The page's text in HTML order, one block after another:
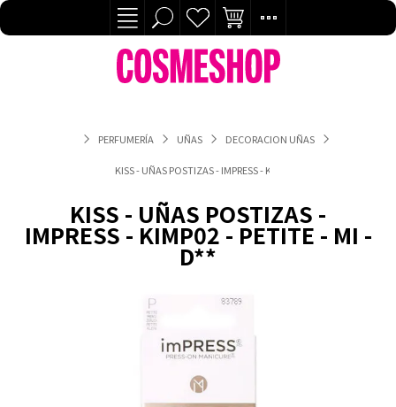
PERFUMERÍA UÑAS DECORACION UÑAS
KISS - UÑAS POSTIZAS - IMPRESS - KIMP02 - PETITE - MI - D**
KISS - UÑAS POSTIZAS -
IMPRESS - KIMP02 - PETITE - MI -
D**